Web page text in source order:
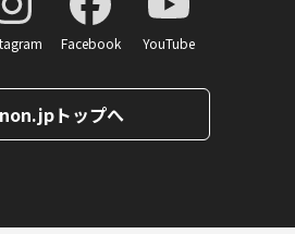
Facebook YouTube
トップへ